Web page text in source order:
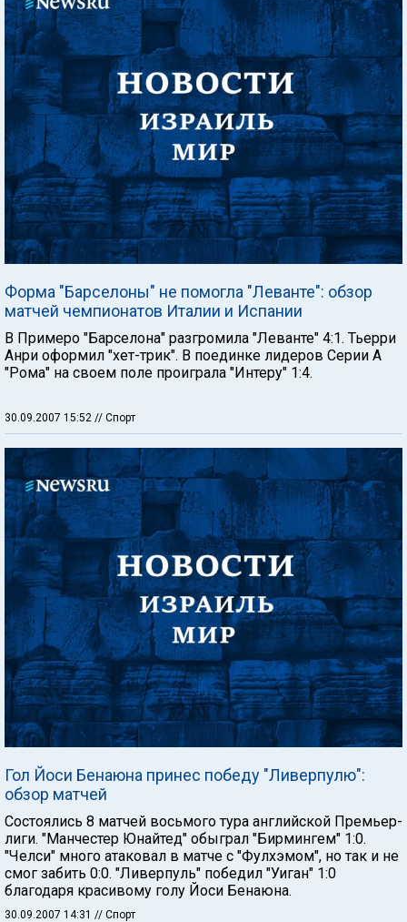
Форма "Барселоны" не помогла "Леванте": обзор
матчей чемпионатов Италии и Испании
В Примеро "Барселона" разгромила "Леванте" 4:1. Тьерри
Анри оформил "хет-трик". В поединке лидеров Серии А
"Рома" на своем поле проиграла "Интеру" 1:4.
30.09.2007 15:52 // Спорт
Гол Йоси Бенаюна принес победу "Ливерпулю":
обзор матчей
Состоялись 8 матчей восьмого тура английской Премьер-
лиги. "Манчестер Юнайтед" обыграл "Бирмингем" 1:0.
"Челси" много атаковал в матче с "Фулхэмом", но так и не
смог забить 0:0. "Ливерпуль" победил "Уиган" 1:0
благодаря красивому голу Йоси Бенаюна.
30.09.2007 14:31 // Спорт